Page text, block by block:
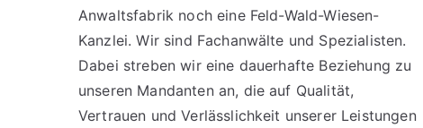
Anwaltsfabrik noch eine Feld-Wald-Wiesen-
Kanzlei. Wir sind Fachanwälte und Spezialisten.
Dabei streben wir eine dauerhafte Beziehung zu
unseren Mandanten an, die auf Qualität,
Vertrauen und Verlässlichkeit unserer Leistungen